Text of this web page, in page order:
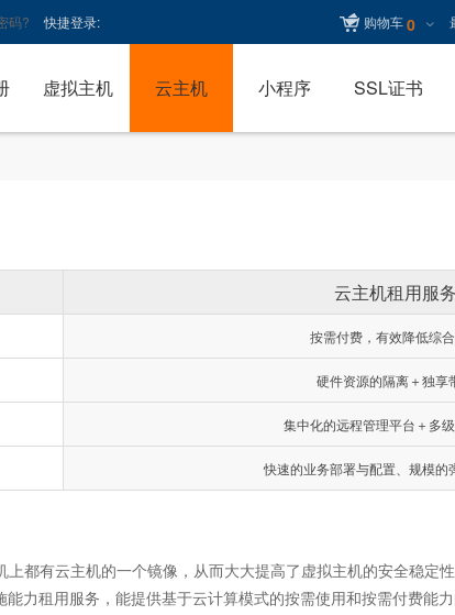
购物车0
码? 快捷登录:
虚拟主机 云主机 小程序 SSL证书
云主机租用服务
按需付费，有效降低综
硬件资源的隔离＋独享
集中化的远程管理平台＋多
快速的业务部署与配置、规模的
都有云主机的一个镜像，从而大大提高了虚拟主机的安全稳定
力租用服务，能提供基于云计算模式的按需使用和按需付费能